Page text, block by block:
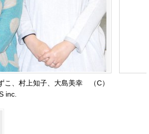
こ、村上知子、大島美幸 （C）
inc.